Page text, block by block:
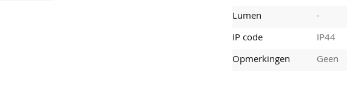
Lumen
-
IP code
IP44
Opmerkingen
Geen